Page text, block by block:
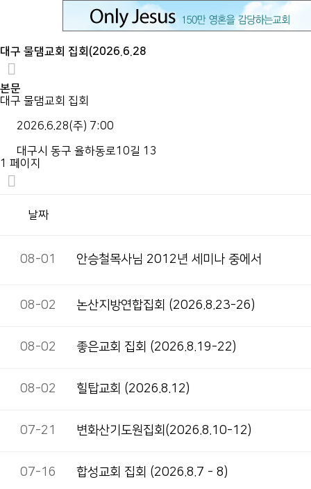
대구 물댐교회 집회(2026.6.28
본문
대구 물댐교회 집회
2026.6.28(주) 7:00
대구시 동구 율하동로10길 13
1 페이지
날짜
08-01 안승철목사님 2012년 세미나 중에서
08-02 논산지방연합집회 (2026.8.23-26)
08-02 좋은교회 집회 (2026.8.19-22)
08-02 힐탑교회 (2026.8.12)
07-21 변화산기도원집회(2026.8.10-12)
07-16 합성교회 집회 (2026.8.7 - 8)